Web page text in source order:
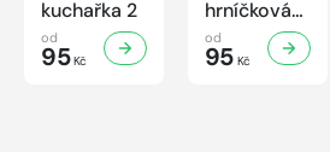
kuchařka 2
od
95Kč
hrníčková
kuchařka II
od
95Kč